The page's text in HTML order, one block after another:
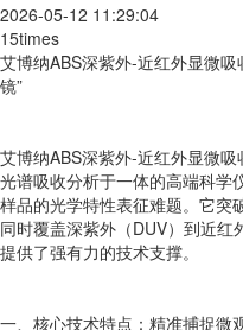
2026-05-12 11:29:04
15times
艾博纳ABS深紫外-近红外显微
镜”
艾博纳ABS深紫外-近红外显微
光谱吸收分析于一体的高端科学
样品的光学特性表征难题。它突
同时覆盖深紫外（DUV）到近
提供了强有力的技术支撑。
一、核心技术特点：精准捕捉微